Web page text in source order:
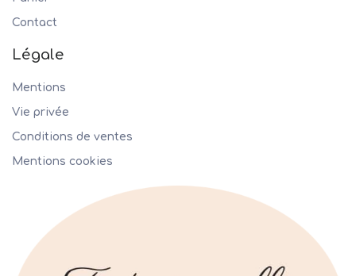
Contact
Légale
Mentions
Vie privée
Conditions de ventes
Mentions cookies